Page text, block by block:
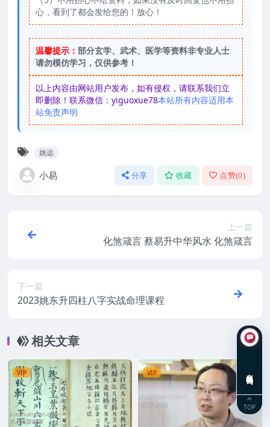
心，看到了都会发给您的！放心！
温馨提示： 部分玄学、武术、医学等资料非专业人士
请勿模仿学习，仅供参考！
以上内容由网站用户发布，如有侵权，请联系我们立
即删除！联系微信：yiguoxue78本站所有内容适用本
站免责声明
姚远
小易 分享 收藏 点赞(0)
上一篇
化煞箴言 蔡易升中华风水 化煞箴言
下一篇
2023姚东升四柱八字实战命理课程
相关文章
VIP VIP
TOP